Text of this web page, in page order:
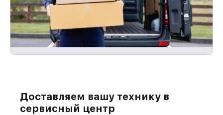
Доставляем вашу технику в
сервисный центр